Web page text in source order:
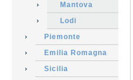
Mantova
Lodi
Piemonte
Emilia Romagna
Sicilia